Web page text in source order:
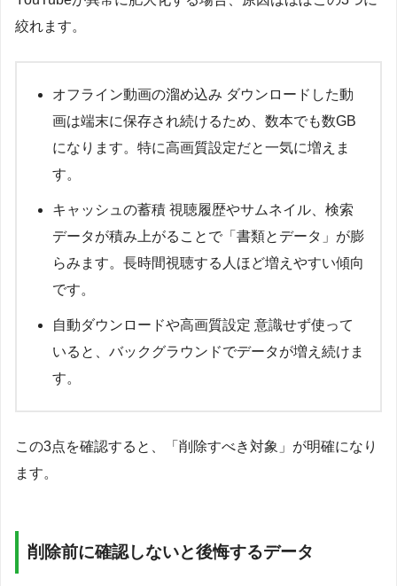
絞れます。
オフライン動画の溜め込み ダウンロードした動
画は端末に保存され続けるため、数本でも数GB
になります。特に高画質設定だと一気に増えま
す。
キャッシュの蓄積 視聴履歴やサムネイル、検索
データが積み上がることで「書類とデータ」が膨
らみます。長時間視聴する人ほど増えやすい傾向
です。
自動ダウンロードや高画質設定 意識せず使って
いると、バックグラウンドでデータが増え続けま
す。
この3点を確認すると、「削除すべき対象」が明確になり
ます。
削除前に確認しないと後悔するデータ